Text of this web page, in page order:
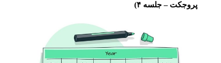
پروجکت – جلسه ۴)